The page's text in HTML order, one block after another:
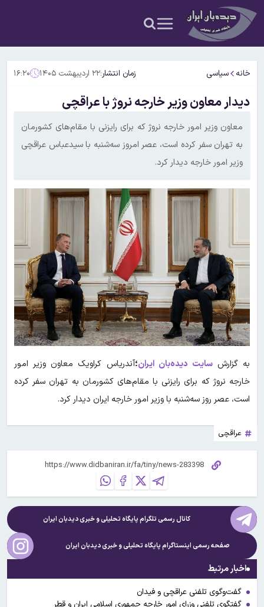
خانه سیاسی زمان انتشار:۲۲ اردیبهشت ۱۴۰۵ ۱۶:۲۰
دیدار معاون وزیر خارجه نروژ با عراقچی
معاون وزیر امور خارجه نروژ که برای رایزنی با مقام‌های کشورمان
به تهران سفر کرده است، عصر امروز سه‌شنبه با سیدعباس عراقچی
وزیر امور خارجه دیدار کرد.
به گزارشسایت دیده‌بان ایران؛آندریاس کراویک معاون وزیر امور
خارجه نروژ که برای رایزنی با مقام‌های کشورمان به تهران سفر کرده
است، عصر روز سه‌شنبه با وزیر امور خارجه ایران دیدار کرد.
عراقچی
کانال رسمی تلگرام پایگاه تحلیلی و خبریدیدبان ایران
صفحه رسمی اینستاگرام پایگاه تحلیلی و خبریدیدبان ایران
اخبار مرتبط
گفت‌وگوی تلفنی عراقچی و فیدان
گفتگوی تلفنی وزرای امور خارجه جمهوری اسلامی ایران و قطر